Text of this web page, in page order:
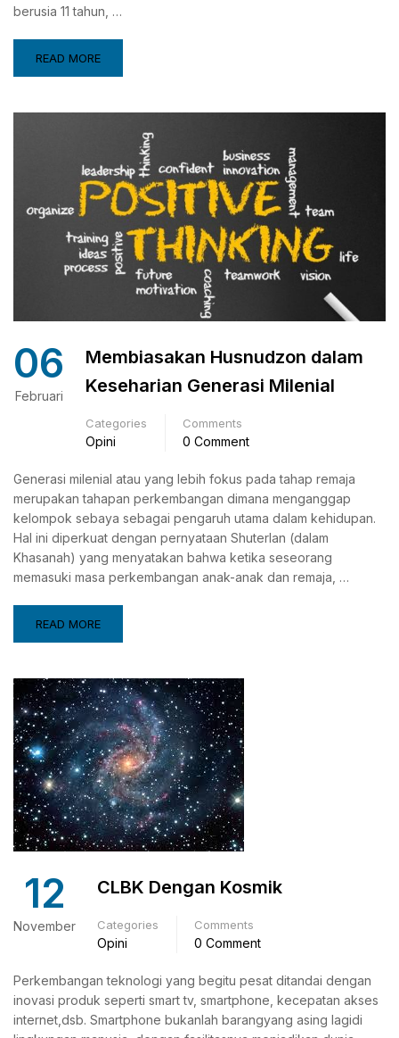
berusia 11 tahun, …
READ MORE
06
Februari
Membiasakan Husnudzon dalam
Keseharian Generasi Milenial
Categories
Opini
Comments
0 Comment
Generasi milenial atau yang lebih fokus pada tahap remaja
merupakan tahapan perkembangan dimana menganggap
kelompok sebaya sebagai pengaruh utama dalam kehidupan.
Hal ini diperkuat dengan pernyataan Shuterlan (dalam
Khasanah) yang menyatakan bahwa ketika seseorang
memasuki masa perkembangan anak-anak dan remaja, …
READ MORE
12
November
CLBK Dengan Kosmik
Categories
Opini
Comments
0 Comment
Perkembangan teknologi yang begitu pesat ditandai dengan
inovasi produk seperti smart tv, smartphone, kecepatan akses
internet,dsb. Smartphone bukanlah barangyang asing lagidi